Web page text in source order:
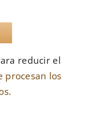
reducir el
procesan los